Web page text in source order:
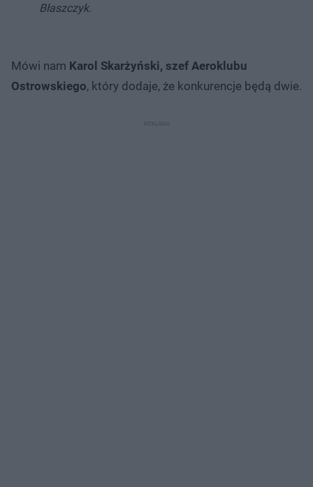
Błaszczyk.
Mówi nam Karol Skarżyński, szef Aeroklubu
Ostrowskiego, który dodaje, że konkurencje będą dwie.